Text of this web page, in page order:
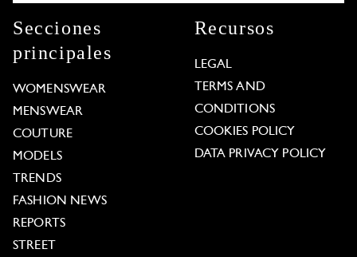
Secciones
principales
WOMENSWEAR
MENSWEAR
COUTURE
MODELS
TRENDS
FASHION NEWS
REPORTS
STREET
Recursos
LEGAL
TERMS AND
CONDITIONS
COOKIES POLICY
DATA PRIVACY POLICY